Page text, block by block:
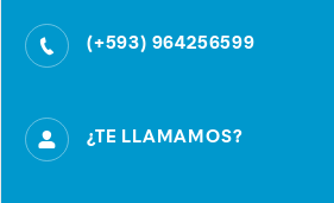
(+593) 964256599
¿TE LLAMAMOS?